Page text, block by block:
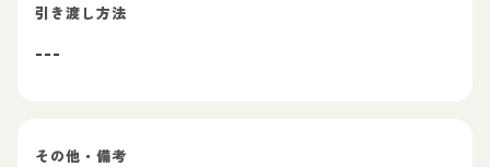
引き渡し方法
---
その他・備考